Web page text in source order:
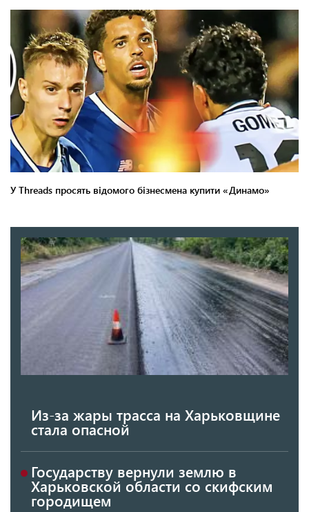
Из-за жары трасса на Харьковщине
стала опасной
Государству вернули землю в
Харьковской области со скифским
городищем